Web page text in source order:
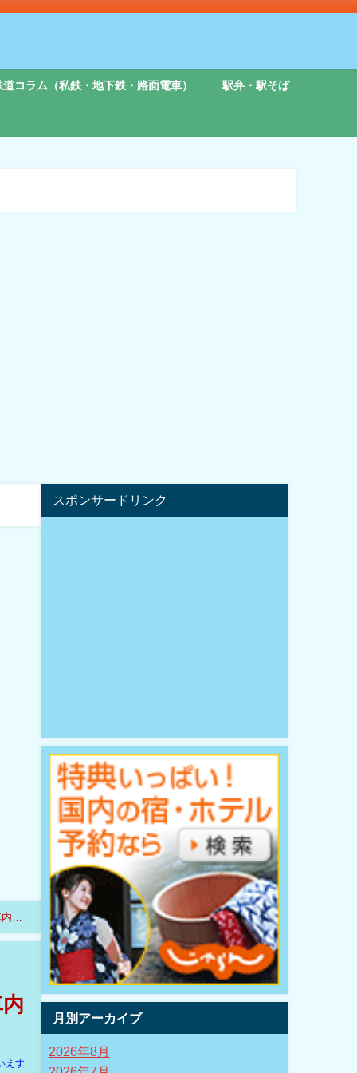
道コラム（私鉄・地下鉄・路面電車） 駅弁・駅そば
で
えす
スポンサードリンク
月別アーカイブ
2026年8月